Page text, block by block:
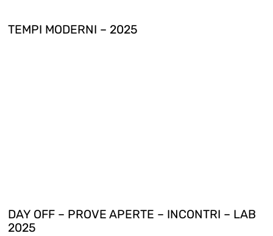
TEMPI MODERNI – 2025
DAY OFF – PROVE APERTE – INCONTRI – LAB
2025